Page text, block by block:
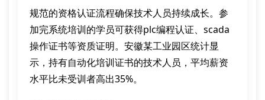
规范的资格认证流程确保技术人员持续成长。参
加完系统培训的学员可获得plc编程认证、scada
操作证书等资质证明。安徽某工业园区统计显
示，持有自动化培训证书的技术人员，平均薪资
水平比未受训者高出35%。